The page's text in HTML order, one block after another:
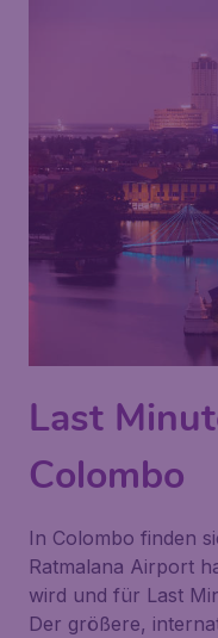
Last
Colombo
In Colombo finden
Ratmalana Airport
wird und für Last
Der größere,